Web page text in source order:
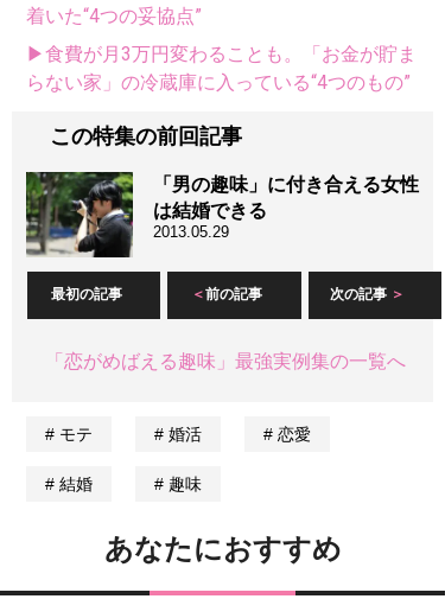
着いた“4つの妥協点”
▶食費が月3万円変わることも。「お金が貯ま
らない家」の冷蔵庫に入っている“4つのもの”
この特集の前回記事
「男の趣味」に付き合える女性
は結婚できる
2013.05.29
最初の記事 前の記事 次の記事
「恋がめばえる趣味」最強実例集の一覧へ
モテ 婚活 恋愛
結婚 趣味
あなたにおすすめ